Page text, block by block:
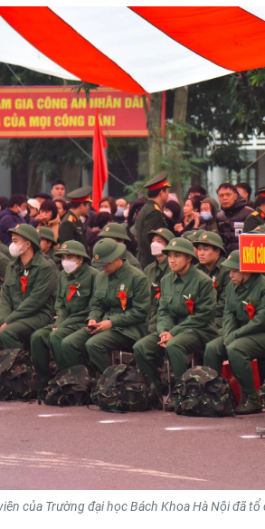
của Trường đại học Bách Khoa Hà Nội đã